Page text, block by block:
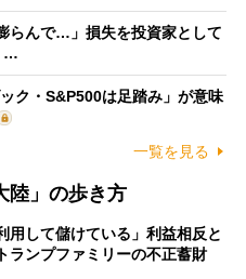
らんで…」損失を投資家として
…
ク・S&P500は足踏み」が意味
一覧を見る
陸」の歩き方
用して儲けている」利益相反と
ランプファミリーの不正蓄財